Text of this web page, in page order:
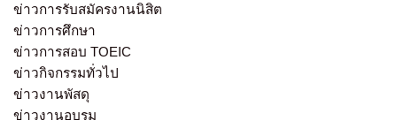
ข่าวการรับสมัครงานนิสิต
ข่าวการศึกษา
ข่าวการสอบ TOEIC
ข่าวกิจกรรมทั่วไป
ข่าวงานพัสดุ
ข่าวงานอบรม